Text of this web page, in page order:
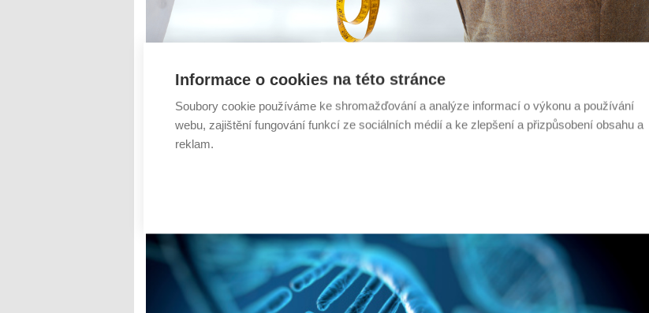
stejnou měrou týká také mužů. Ať už je řeč o nekvalitních spermiích, genetickém onemocnění, vysoké
Číst dál
Informace o cookies na této stránce
Soubory cookie používáme ke shromažďování a analýze informací o výkonu a používání
webu, zajištění fungování funkcí ze sociálních médií a ke zlepšení a přizpůsobení obsahu a
reklam.